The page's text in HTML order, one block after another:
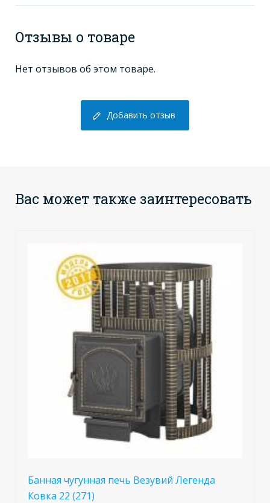
Отзывы о товаре
Нет отзывов об этом товаре.
Добавить отзыв
Вас может также заинтересовать
Банная чугунная печь Везувий Легенда
Ковка 22 (271)